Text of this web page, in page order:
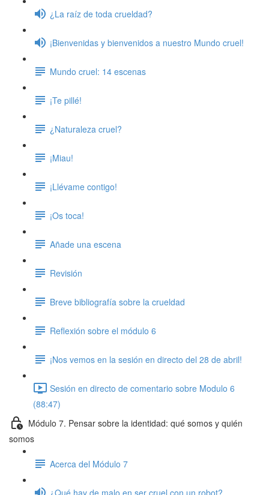
¿La raíz de toda crueldad?
¡Bienvenidas y bienvenidos a nuestro Mundo cruel!
Mundo cruel: 14 escenas
¡Te pillé!
¿Naturaleza cruel?
¡Miau!
¡Llévame contigo!
¡Os toca!
Añade una escena
Revisión
Breve bibliografía sobre la crueldad
Reflexión sobre el módulo 6
¡Nos vemos en la sesión en directo del 28 de abril!
Sesión en directo de comentario sobre Modulo 6
(88:47)
Módulo 7. Pensar sobre la identidad: qué somos y quién
somos
Acerca del Módulo 7
¿Qué hay de malo en ser cruel con un robot?